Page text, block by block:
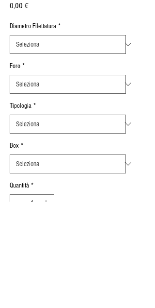
0,00 €Prezzo
Diametro Filettatura *
Foro *
Tipologia *
Box *
Quantità *